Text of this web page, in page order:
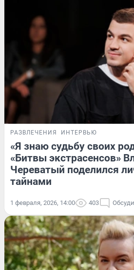
РАЗВЛЕЧЕНИЯ ИНТЕРВЬЮ
«Я знаю судьбу своих
«Битвы экстрасенсов»
Череватый поделился
тайнами
1 февраля, 2026, 14:00 403